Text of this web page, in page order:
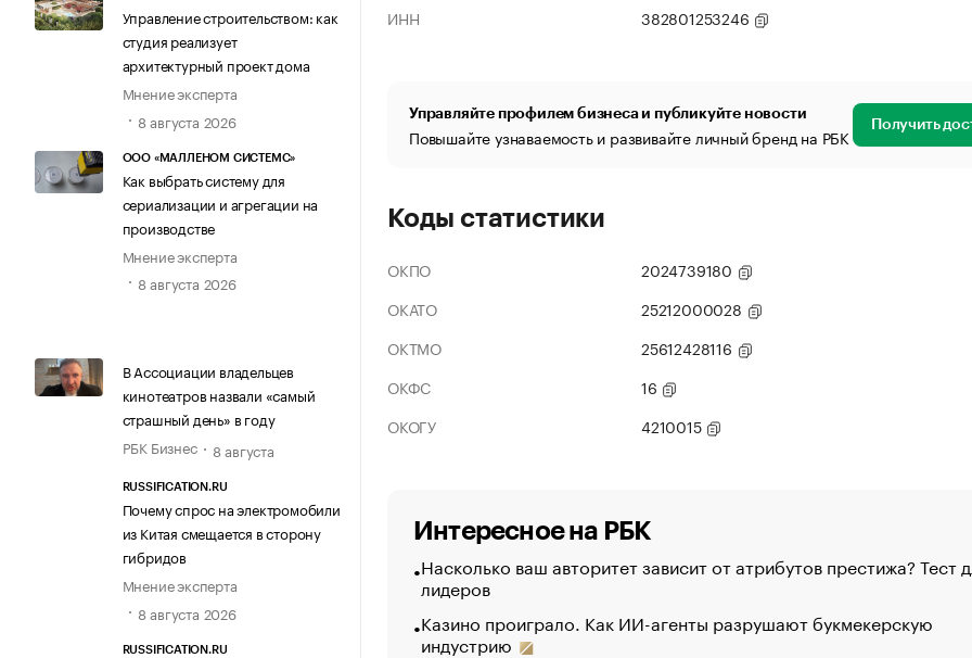
Управление строительством: как
студия реализует
архитектурный проект дома
Мнение эксперта
8 августа 2026
ООО «МАЛЛЕНОМ СИСТЕМС»
Как выбрать систему для
сериализации и агрегации на
производстве
Мнение эксперта
8 августа 2026
В Ассоциации владельцев
кинотеатров назвали «самый
страшный день» в году
РБК Бизнес
8 августа
RUSSIFICATION.RU
Почему спрос на электромобили
из Китая смещается в сторону
гибридов
Мнение эксперта
8 августа 2026
RUSSIFICATION.RU
ИНН
382801253246
Управляйте профилем бизнеса и публикуйте новости
Повышайте узнаваемость и развивайте личный бренд на РБК Получить
Коды статистики
ОКПО
2024739180
ОКАТО
25212000028
ОКТМО
25612428116
ОКФС
16
ОКОГУ
4210015
Интересное на РБК
Насколько ваш авторитет зависит от атрибутов престижа? Тест
лидеров
Казино проиграло. Как ИИ-агенты разрушают букмекерскую
индустрию